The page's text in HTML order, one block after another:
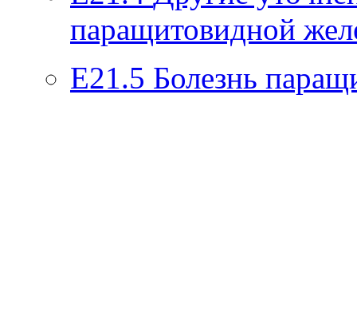
паращитовидной
E21.5 Болезнь